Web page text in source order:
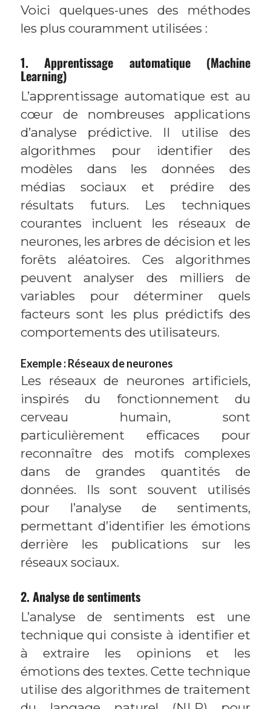
Voici quelques-unes des méthodes
les plus couramment utilisées :
1. Apprentissage automatique (Machine
Learning)
L’apprentissage automatique est au
cœur de nombreuses applications
d’analyse prédictive. Il utilise des
algorithmes pour identifier des
modèles dans les données des
médias sociaux et prédire des
résultats futurs. Les techniques
courantes incluent les réseaux de
neurones, les arbres de décision et les
forêts aléatoires. Ces algorithmes
peuvent analyser des milliers de
variables pour déterminer quels
facteurs sont les plus prédictifs des
comportements des utilisateurs.
Exemple : Réseaux de neurones
Les réseaux de neurones artificiels,
inspirés du fonctionnement du
cerveau humain, sont
particulièrement efficaces pour
reconnaître des motifs complexes
dans de grandes quantités de
données. Ils sont souvent utilisés
pour l’analyse de sentiments,
permettant d’identifier les émotions
derrière les publications sur les
réseaux sociaux.
2. Analyse de sentiments
L’analyse de sentiments est une
technique qui consiste à identifier et
à extraire les opinions et les
émotions des textes. Cette technique
utilise des algorithmes de traitement